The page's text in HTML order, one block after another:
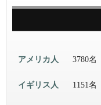
アメリカ人 3780名
イギリス人 1151名